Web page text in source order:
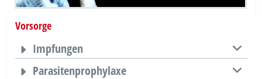
Vorsorge
Impfungen
Parasitenprophylaxe